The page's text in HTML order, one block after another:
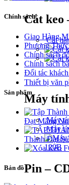
Cắt keo
Cắt
Thiết bị văn
Máy
Máy
Máy
120B
Pin –
Chính sách
Giao Hàng
Phương
Chính sách
Chính sách
Đối tác
Sản phẩm
Đạt Măng
Thành Đạt
Bản đồ